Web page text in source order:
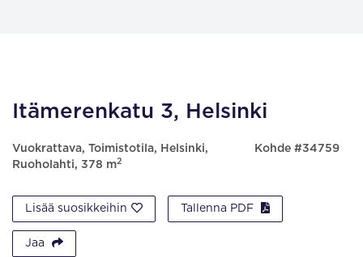
Itämerenkatu 3, Helsinki
Vuokrattava, Toimistotila, Helsinki,
Ruoholahti, 378 m2
Kohde #34759
Lisää suosikkeihin Tallenna PDF
Jaa